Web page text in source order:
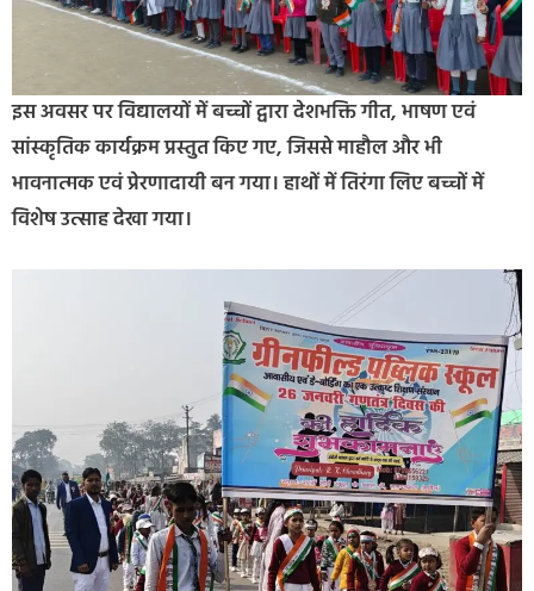
इस अवसर पर विद्यालयों में बच्चों द्वारा देशभक्ति गीत, भाषण एवं
सांस्कृतिक कार्यक्रम प्रस्तुत किए गए, जिससे माहौल और भी
भावनात्मक एवं प्रेरणादायी बन गया। हाथों में तिरंगा लिए बच्चों में
विशेष उत्साह देखा गया।